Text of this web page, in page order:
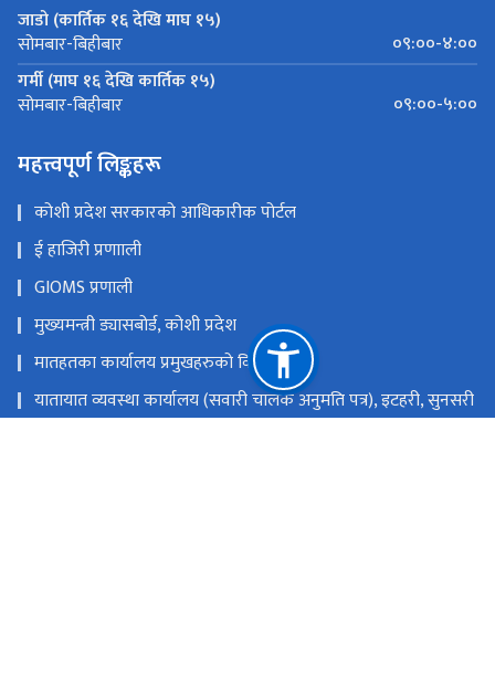
जाडो (कार्तिक १६ देखि माघ १५)
सोमबार-बिहीबार
०९:००-४:००
गर्मी (माघ १६ देखि कार्तिक १५)
सोमबार-बिहीबार ०९:००-५:००
महत्त्वपूर्ण लिङ्कहरू
कोशी प्रदेश सरकारको आधिकारीक पोर्टल
ई हाजिरी प्रणााली
GIOMS प्रणाली
मुख्यमन्त्री ड्यासबोर्ड, कोशी प्रदेश
मातहतका कार्यालय प्रमुखहरुको विवरण
यातायात व्यवस्था कार्यालय (सवारी चालक अनुमति पत्र), इटहरी, सुनसरी